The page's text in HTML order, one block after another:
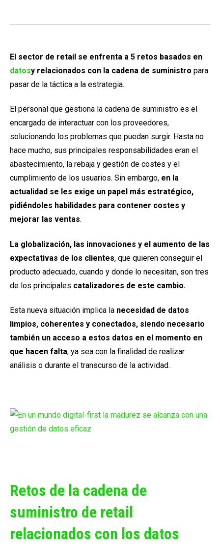
El sector de retail se enfrenta a 5 retos basados en
datosy relacionados con la cadena de suministro para
pasar de la táctica a la estrategia.
El personal que gestiona la cadena de suministro es el
encargado de interactuar con los proveedores,
solucionando los problemas que puedan surgir. Hasta no
hace mucho, sus principales responsabilidades eran el
abastecimiento, la rebaja y gestión de costes y el
cumplimiento de los usuarios. Sin embargo, en la
actualidad se les exige un papel más estratégico,
pidiéndoles habilidades para contener costes y
mejorar las ventas.
La globalización, las innovaciones y el aumento de las
expectativas de los clientes, que quieren conseguir el
producto adecuado, cuando y donde lo necesitan, son tres
de los principales catalizadores de este cambio.
Esta nueva situación implica la necesidad de datos
limpios, coherentes y conectados, siendo necesario
también un acceso a estos datos en el momento en
que hacen falta, ya sea con la finalidad de realizar
análisis o durante el transcurso de la actividad.
Retos de la cadena de
suministro de retail
relacionados con los datos